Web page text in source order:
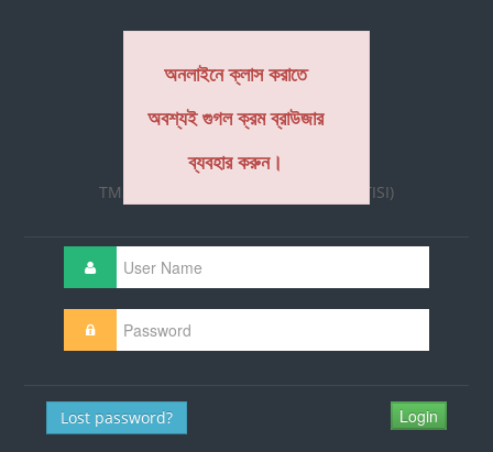
অনলাইনে ক্লাস করাতে
অবশ্যই গুগল ক্রম ব্রাউজার
ব্যবহার করুন।
TMSS INSTITUTE OF SCIENCE & ICT (TISI)
Lost password?